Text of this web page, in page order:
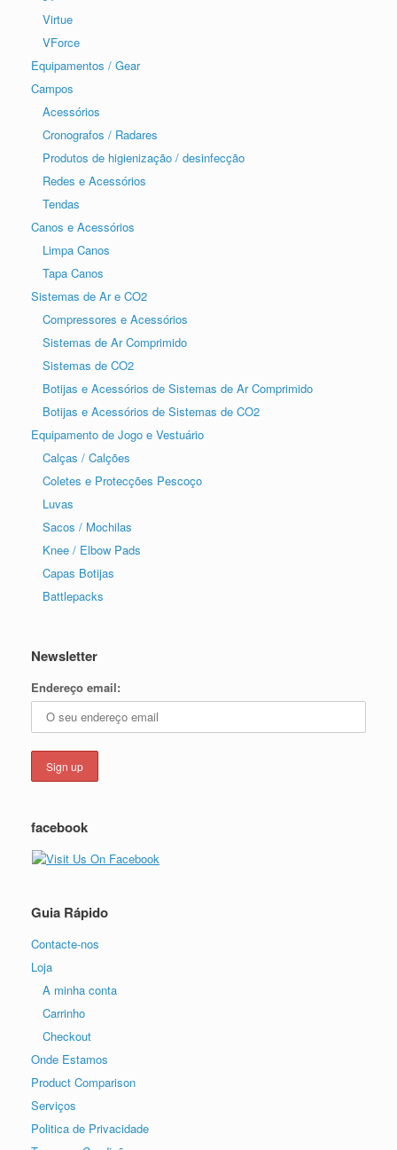
Virtue
VForce
Equipamentos / Gear
Campos
Acessórios
Cronografos / Radares
Produtos de higienização / desinfecção
Redes e Acessórios
Tendas
Canos e Acessórios
Limpa Canos
Tapa Canos
Sistemas de Ar e CO2
Compressores e Acessórios
Sistemas de Ar Comprimido
Sistemas de CO2
Botijas e Acessórios de Sistemas de Ar Comprimido
Botijas e Acessórios de Sistemas de CO2
Equipamento de Jogo e Vestuário
Calças / Calções
Coletes e Protecções Pescoço
Luvas
Sacos / Mochilas
Knee / Elbow Pads
Capas Botijas
Battlepacks
Newsletter
Endereço email:
facebook
Guia Rápido
Contacte-nos
Loja
A minha conta
Carrinho
Checkout
Onde Estamos
Product Comparison
Serviços
Politica de Privacidade